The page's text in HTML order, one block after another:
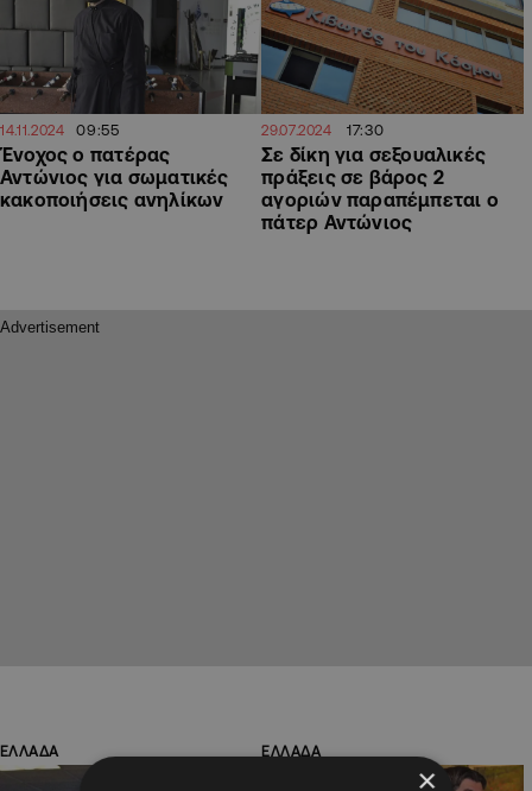
14.11.2024 09:55
Ένοχος ο πατέρας
Αντώνιος για σωματικές
κακοποιήσεις ανηλίκων
29.07.2024 17:30
Σε δίκη για σεξουαλικές
πράξεις σε βάρος 2
αγοριών παραπέμπεται ο
πάτερ Αντώνιος
ΕΛΛΑΔΑ ΕΛΛΑΔΑ
×